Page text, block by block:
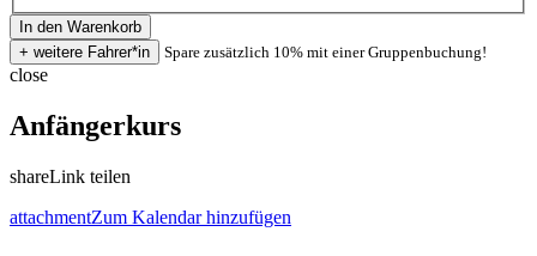
Spare zusätzlich 10% mit einer Gruppenbuchung!
close
Anfängerkurs
shareLink teilen
attachmentZum Kalendar hinzufügen